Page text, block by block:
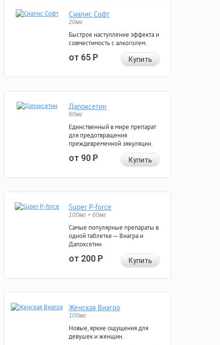
Сиалис Софт
20мг
Быстрое наступление эффекта и
совместимость с алкоголем.
от 65Р Купить
Дапоксетин
60мг
Единственный в мире препарат
для предотвращения
преждевременной эякуляции.
от 90Р Купить
Super P-force
100мг + 60мг
Самые популярные препараты в
одной таблетке — Виагра и
Дапоксетин.
от 200Р Купить
Женская Виагра
100мг
Новые, яркие ощущения для
девушек и женщин.